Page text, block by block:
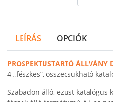
LEÍRÁS OPCIÓK
PROSPEKTUSTARTÓ ÁLLVÁNY
4 „fészkes”, összecsukható
Szabadon álló, ezüst katalógus